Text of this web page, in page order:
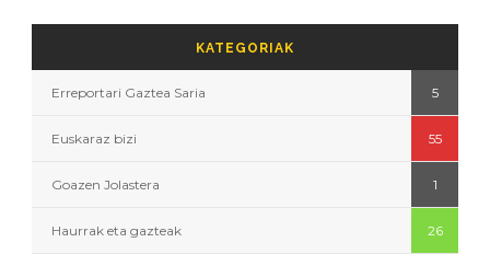
KATEGORIAK
Erreportari Gaztea Saria 5
Euskaraz bizi 55
Goazen Jolastera 1
Haurrak eta gazteak 26